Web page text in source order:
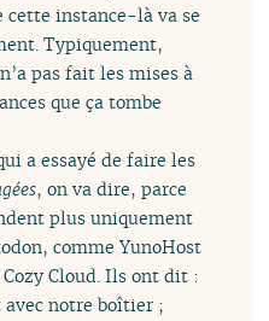
cette instance-là va se
Typiquement,
pas fait les mises à
que ça tombe
a essayé de faire les
, on va dire, parce
plus uniquement
comme YunoHost
Cloud. Ils ont dit :
notre boîtier ;